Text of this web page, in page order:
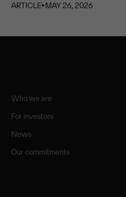
ARTICLE⏵MAY 26, 2026
Who we are
For investors
News
Our commitments